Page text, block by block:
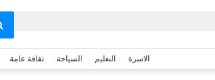
الاسرة التعليم السياحة ثقافة عامة